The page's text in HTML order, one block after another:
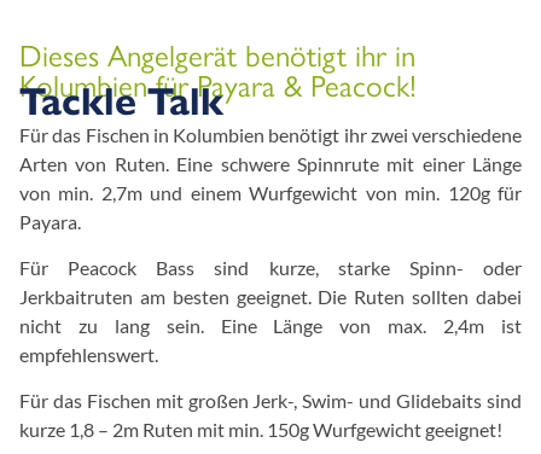
Dieses Angelgerät benötigt ihr in
Kolumbien für Payara & Peacock!
Tackle Talk
Für das Fischen in Kolumbien benötigt ihr zwei verschiedene
Arten von Ruten. Eine schwere Spinnrute mit einer Länge
von min. 2,7m und einem Wurfgewicht von min. 120g für
Payara.
Für Peacock Bass sind kurze, starke Spinn- oder
Jerkbaitruten am besten geeignet. Die Ruten sollten dabei
nicht zu lang sein. Eine Länge von max. 2,4m ist
empfehlenswert.
Für das Fischen mit großen Jerk-, Swim- und Glidebaits sind
kurze 1,8 – 2m Ruten mit min. 150g Wurfgewicht geeignet!